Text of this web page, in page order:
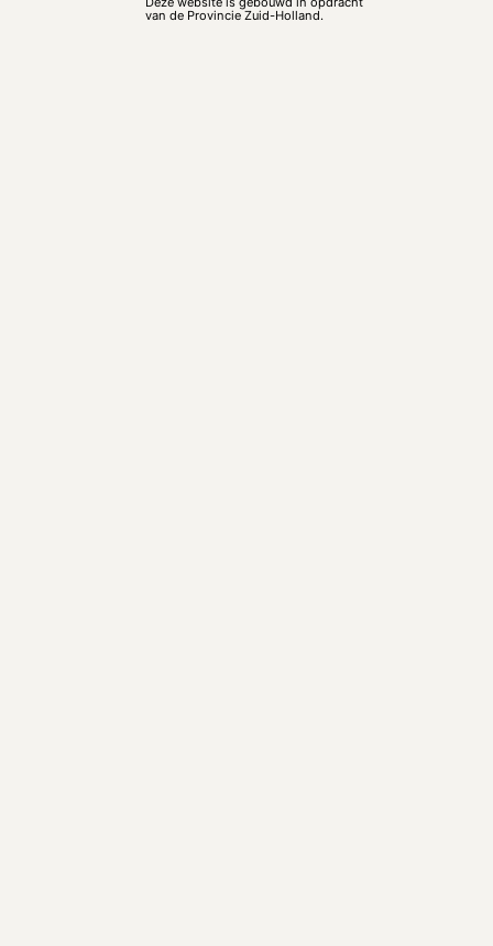
van de Provincie Zuid-Holland.